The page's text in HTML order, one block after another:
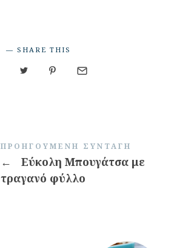
SHARE THIS
ΠΡΟΗΓΟΎΜΕΝΗ ΣΥΝΤΑΓΉ
←
Εύκολη Μπουγάτσα με
τραγανό φύλλο